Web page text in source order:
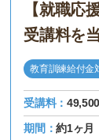
【就職応
受講料を
教育訓練給付金
受講料：
期間：約1ヶ月